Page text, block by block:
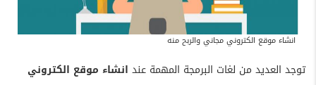
انشاء موقع الكتروني مجاني والربح منه
توجد العديد من لغات البرمجة المهمة عند انشاء موقع الكتروني